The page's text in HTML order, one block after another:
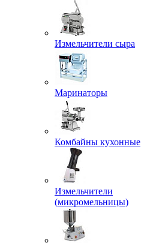
Измельчители сыра
Маринаторы
Комбайны кухонные
Измельчители
(микромельницы)